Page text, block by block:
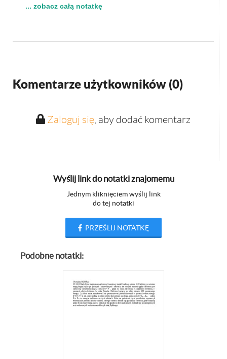
... zobacz całą notatkę
Komentarze użytkowników (0)
Zaloguj się, aby dodać komentarz
Wyślij link do notatki znajomemu
Jednym kliknięciem wyślij link
do tej notatki
PRZEŚLIJ NOTATKĘ
Podobne notatki: